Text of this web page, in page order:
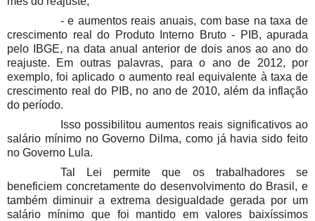
- e aumentos reais anuais, com base na taxa de
crescimento real do Produto Interno Bruto - PIB, apurada
pelo IBGE, na data anual anterior de dois anos ao ano do
reajuste. Em outras palavras, para o ano de 2012, por
exemplo, foi aplicado o aumento real equivalente à taxa de
crescimento real do PIB, no ano de 2010, além da inflação
do período.
Isso possibilitou aumentos reais significativos ao
salário mínimo no Governo Dilma, como já havia sido feito
no Governo Lula.
Tal Lei permite que os trabalhadores se
beneficiem concretamente do desenvolvimento do Brasil, e
também diminuir a extrema desigualdade gerada por um
salário mínimo que foi mantido em valores baixíssimos